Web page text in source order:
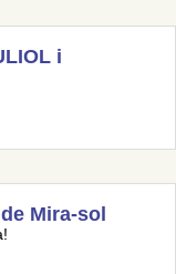
i
Mira-sol